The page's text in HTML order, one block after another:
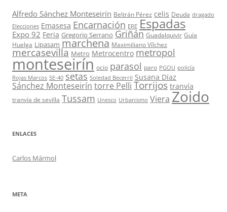
Alfredo Sánchez Monteseirín Beltrán Pérez celis Deuda dragado
Elecciones Emasesa Encarnación ERE Espadas
Expo 92 Feria Gregorio Serrano Griñán Guadalquivir Guía
Huelga Lipasam marchena Maximiliano Vílchez
mercasevilla Metro Metrocentro metropol
monteseirín ocio parasol paro PGOU policía
Rojas Marcos SE-40 setas Soledad Becerril Susana Díaz
Sánchez Monteseirín torre Pelli Torrijos tranvía
tranvía de sevilla Tussam Unesco Urbanismo Viera Zoido
ENLACES
Carlos Mármol
META